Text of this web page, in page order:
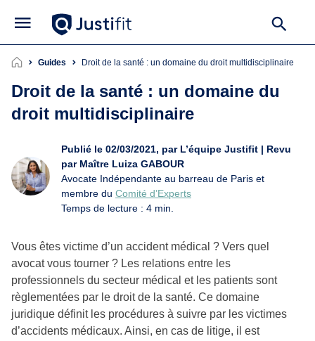
Guides Droit de la santé : un domaine du droit multidisciplinaire
Droit de la santé : un domaine du
droit multidisciplinaire
Publié le 02/03/2021, par L’équipe Justifit | Revu
par Maître Luiza GABOUR
Avocate Indépendante au barreau de Paris et
membre du Comité d’Experts
Temps de lecture : 4 min.
Vous êtes victime d’un accident médical ? Vers quel
avocat vous tourner ? Les relations entre les
professionnels du secteur médical et les patients sont
règlementées par le droit de la santé. Ce domaine
juridique définit les procédures à suivre par les victimes
d’accidents médicaux. Ainsi, en cas de litige, il est